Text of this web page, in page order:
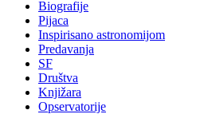
Biografije
Pijaca
Inspirisano astronomijom
Predavanja
SF
Društva
Knjižara
Opservatorije